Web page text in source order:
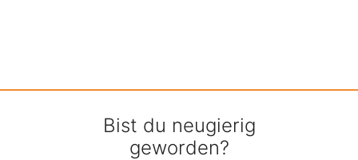
Bist du neugierig
geworden?